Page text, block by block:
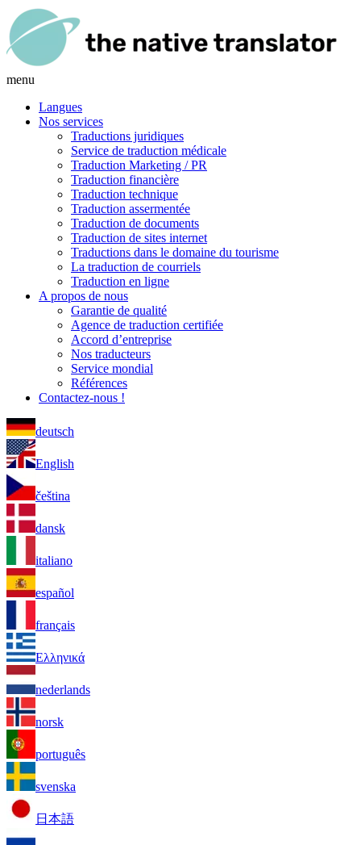
menu
Langues
Nos services
Traductions juridiques
Service de traduction médicale
Traduction Marketing / PR
Traduction financière
Traduction technique
Traduction assermentée
Traduction de documents
Traduction de sites internet
Traductions dans le domaine du tourisme
La traduction de courriels
Traduction en ligne
A propos de nous
Garantie de qualité
Agence de traduction certifiée
Accord d’entreprise
Nos traducteurs
Service mondial
Références
Contactez-nous !
deutsch
English
čeština
dansk
italiano
español
français
Ελληνικά
nederlands
norsk
português
svenska
日本語